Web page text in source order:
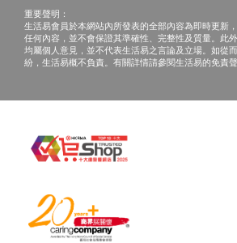
重要聲明：
生活易會員於本網站內所發表的全部內容為即時更新
任何內容，並不會保證其準確性、完整性及質量。此
均屬個人意見，並不代表生活易之言論及立場。如從
紛，生活易概不負責。有關詳情請參閱生活易的免責聲